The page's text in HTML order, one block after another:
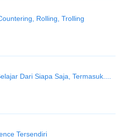
Rolling, Trolling
Dari Siapa Saja, Termasuk....
Tersendiri